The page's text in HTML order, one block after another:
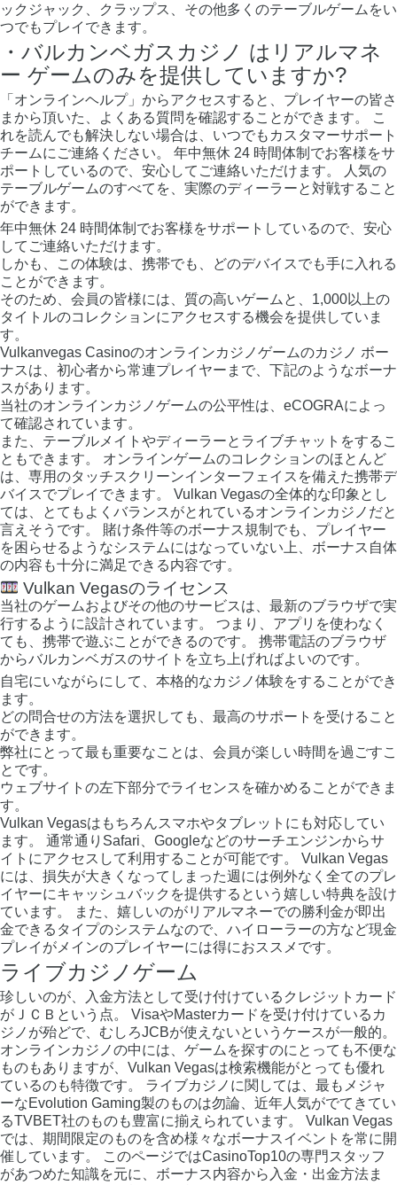
ックジャック、クラップス、その他多くのテーブルゲームをい
つでもプレイできます。
・バルカンベガスカジノ はリアルマネ
ー ゲームのみを提供していますか?
「オンラインヘルプ」からアクセスすると、プレイヤーの皆さ
まから頂いた、よくある質問を確認することができます。 こ
れを読んでも解決しない場合は、いつでもカスタマーサポート
チームにご連絡ください。 年中無休 24 時間体制でお客様をサ
ポートしているので、安心してご連絡いただけます。 人気の
テーブルゲームのすべてを、実際のディーラーと対戦すること
ができます。
年中無休 24 時間体制でお客様をサポートしているので、安心
してご連絡いただけます。
しかも、この体験は、携帯でも、どのデバイスでも手に入れる
ことができます。
そのため、会員の皆様には、質の高いゲームと、1,000以上の
タイトルのコレクションにアクセスする機会を提供していま
す。
Vulkanvegas Casinoのオンラインカジノゲームのカジノ ボー
ナスは、初心者から常連プレイヤーまで、下記のようなボーナ
スがあります。
当社のオンラインカジノゲームの公平性は、eCOGRAによっ
て確認されています。
また、テーブルメイトやディーラーとライブチャットをするこ
ともできます。 オンラインゲームのコレクションのほとんど
は、専用のタッチスクリーンインターフェイスを備えた携帯デ
バイスでプレイできます。 Vulkan Vegasの全体的な印象とし
ては、とてもよくバランスがとれているオンラインカジノだと
言えそうです。 賭け条件等のボーナス規制でも、プレイヤー
を困らせるようなシステムにはなっていない上、ボーナス自体
の内容も十分に満足できる内容です。
Vulkan Vegasのライセンス
当社のゲームおよびその他のサービスは、最新のブラウザで実
行するように設計されています。 つまり、アプリを使わなく
ても、携帯で遊ぶことができるのです。 携帯電話のブラウザ
からバルカンベガスのサイトを立ち上げればよいのです。
自宅にいながらにして、本格的なカジノ体験をすることができ
ます。
どの問合せの方法を選択しても、最高のサポートを受けること
ができます。
弊社にとって最も重要なことは、会員が楽しい時間を過ごすこ
とです。
ウェブサイトの左下部分でライセンスを確かめることができま
す。
Vulkan Vegasはもちろんスマホやタブレットにも対応してい
ます。 通常通りSafari、Googleなどのサーチエンジンからサ
イトにアクセスして利用することが可能です。 Vulkan Vegas
には、損失が大きくなってしまった週には例外なく全てのプレ
イヤーにキャッシュバックを提供するという嬉しい特典を設け
ています。 また、嬉しいのがリアルマネーでの勝利金が即出
金できるタイプのシステムなので、ハイローラーの方など現金
プレイがメインのプレイヤーには得におススメです。
ライブカジノゲーム
珍しいのが、入金方法として受け付けているクレジットカード
がＪＣＢという点。 VisaやMasterカードを受け付けているカ
ジノが殆どで、むしろJCBが使えないというケースが一般的。
オンラインカジノの中には、ゲームを探すのにとっても不便な
ものもありますが、Vulkan Vegasは検索機能がとっても優れ
ているのも特徴です。 ライブカジノに関しては、最もメジャ
ーなEvolution Gaming製のものは勿論、近年人気がでてきてい
るTVBET社のものも豊富に揃えられています。 Vulkan Vegas
では、期間限定のものを含め様々なボーナスイベントを常に開
催しています。 このページではCasinoTop10の専門スタッフ
があつめた知識を元に、ボーナス内容から入金・出金方法ま